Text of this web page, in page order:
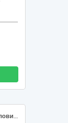
ДК 021:2015:15110000-2: М’ясо (м'ясо яловичини, м'ясо свинини, м'ясо свійської птиці).